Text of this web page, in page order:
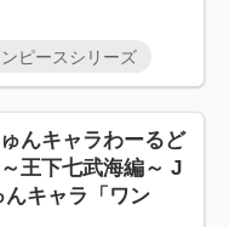
ピースシリーズ
んキャラわーるど
王下七武海編～ J
んキャラ「ワン